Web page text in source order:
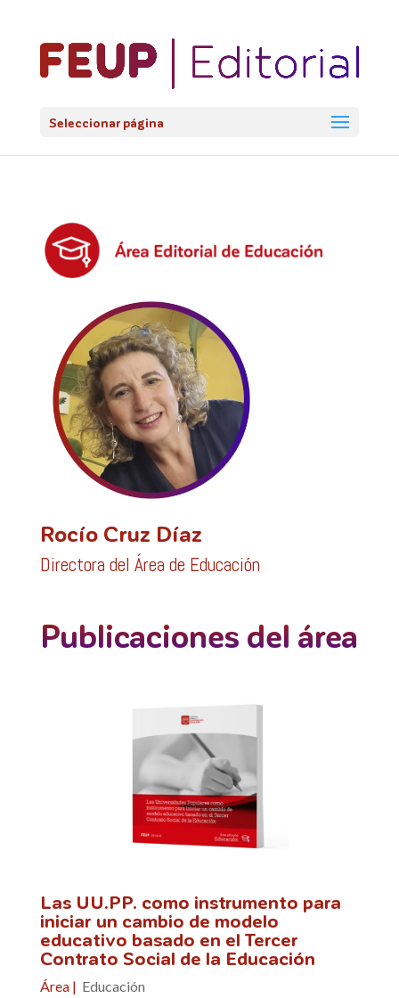
Seleccionar página
Rocío Cruz Díaz
Directora del Área de Educación
Publicaciones del área
Las UU.PP. como instrumento para
iniciar un cambio de modelo
educativo basado en el Tercer
Contrato Social de la Educación
Área | Educación